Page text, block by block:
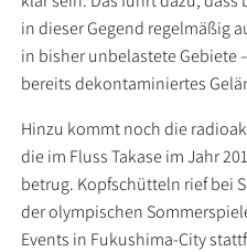
in dieser Gegend regelmäßig
in bisher unbelastete Gebiete
bereits dekontaminiertes
Hinzu kommt noch die
die im Fluss Takase im Jahr
betrug. Kopfschütteln rief bei
der olympischen
Events in Fukushima-City